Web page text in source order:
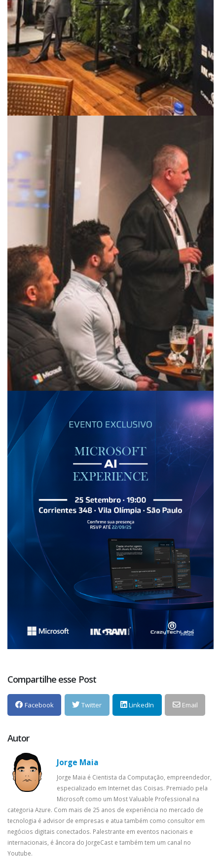
Compartilhe esse Post
Facebook Twitter LinkedIn Email
Autor
Jorge Maia
Jorge Maia é Cientista da Computação, empreendedor,
especializado em Internet das Coisas. Premiado pela
Microsoft como um Most Valuable Professional na
categoria Azure. Com mais de 25 anos de experiência no mercado de
tecnologia é advisor de empresas e atua também como consultor em
negócios digitais conectados. Palestrante em eventos nacionais e
internacionais, é âncora do JorgeCast e também tem um canal no
Youtube.